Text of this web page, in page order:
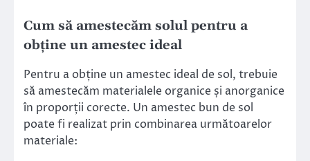
Cum să amestecăm solul pentru a
obține un amestec ideal
Pentru a obține un amestec ideal de sol, trebuie
să amestecăm materialele organice și anorganice
în proporții corecte. Un amestec bun de sol
poate fi realizat prin combinarea următoarelor
materiale: